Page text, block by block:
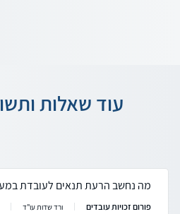
עוד שאלות
מה נחשב הרעת תנאים לעובדת
פורום זכויות עובדים ורד שדות עו"ד